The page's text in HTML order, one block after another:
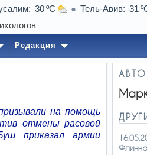
30 Тель-Авив 31
Редакция
на помощь
отмены расовой
приказал армии
Флинна